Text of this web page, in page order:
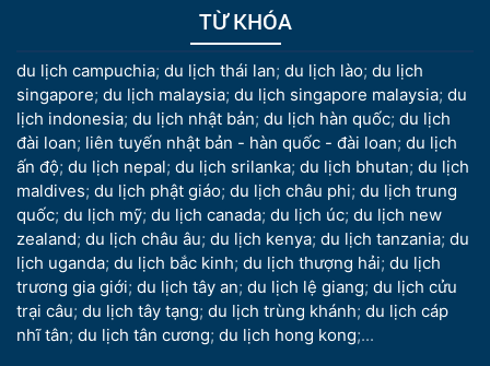
TỪ KHÓA
du lịch campuchia; du lịch thái lan; du lịch lào; du lịch
singapore; du lịch malaysia; du lịch singapore malaysia; du
lịch indonesia; du lịch nhật bản; du lịch hàn quốc; du lịch
đài loan; liên tuyến nhật bản - hàn quốc - đài loan; du lịch
ấn độ; du lịch nepal; du lịch srilanka; du lịch bhutan; du lịch
maldives; du lịch phật giáo; du lịch châu phi; du lịch trung
quốc; du lịch mỹ; du lịch canada; du lịch úc; du lịch new
zealand; du lịch châu âu; du lịch kenya; du lịch tanzania; du
lịch uganda; du lịch bắc kinh; du lịch thượng hải; du lịch
trương gia giới; du lịch tây an; du lịch lệ giang; du lịch cửu
trại câu; du lịch tây tạng; du lịch trùng khánh; du lịch cáp
nhĩ tân; du lịch tân cương; du lịch hong kong;...